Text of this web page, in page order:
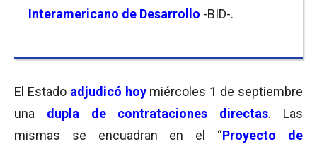
Interamericano de Desarrollo -BID-.
El Estado adjudicó hoymiércoles 1 de septiembre
una dupla de contrataciones directas. Las
mismas se encuadran en el “Proyecto de